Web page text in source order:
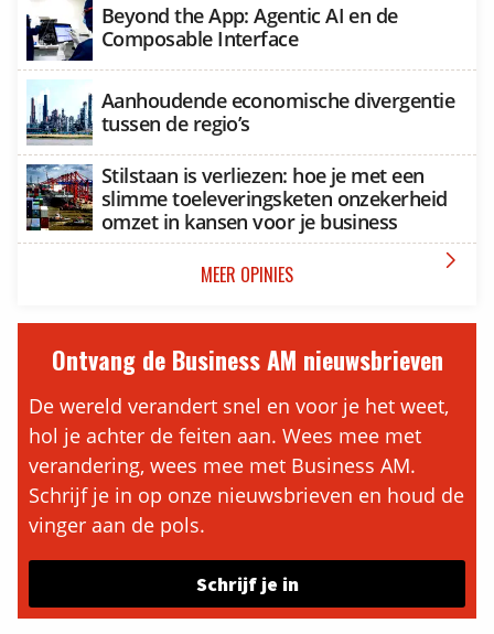
Beyond the App: Agentic AI en de
Composable Interface
Aanhoudende economische divergentie
tussen de regio’s
Stilstaan is verliezen: hoe je met een
slimme toeleveringsketen onzekerheid
omzet in kansen voor je business
MEER OPINIES

Ontvang de Business AM nieuwsbrieven
De wereld verandert snel en voor je het weet,
hol je achter de feiten aan. Wees mee met
verandering, wees mee met Business AM.
Schrijf je in op onze nieuwsbrieven en houd de
vinger aan de pols.
Schrijf je in